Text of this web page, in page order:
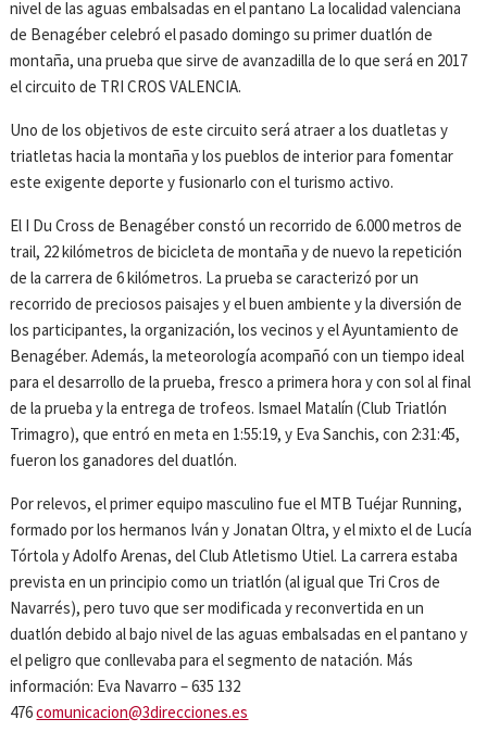
nivel de las aguas embalsadas en el pantano La localidad valenciana
de Benagéber celebró el pasado domingo su primer duatlón de
montaña, una prueba que sirve de avanzadilla de lo que será en 2017
el circuito de TRI CROS VALENCIA.
Uno de los objetivos de este circuito será atraer a los duatletas y
triatletas hacia la montaña y los pueblos de interior para fomentar
este exigente deporte y fusionarlo con el turismo activo.
El I Du Cross de Benagéber constó un recorrido de 6.000 metros de
trail, 22 kilómetros de bicicleta de montaña y de nuevo la repetición
de la carrera de 6 kilómetros. La prueba se caracterizó por un
recorrido de preciosos paisajes y el buen ambiente y la diversión de
los participantes, la organización, los vecinos y el Ayuntamiento de
Benagéber. Además, la meteorología acompañó con un tiempo ideal
para el desarrollo de la prueba, fresco a primera hora y con sol al final
de la prueba y la entrega de trofeos. Ismael Matalín (Club Triatlón
Trimagro), que entró en meta en 1:55:19, y Eva Sanchis, con 2:31:45,
fueron los ganadores del duatlón.
Por relevos, el primer equipo masculino fue el MTB Tuéjar Running,
formado por los hermanos Iván y Jonatan Oltra, y el mixto el de Lucía
Tórtola y Adolfo Arenas, del Club Atletismo Utiel. La carrera estaba
prevista en un principio como un triatlón (al igual que Tri Cros de
Navarrés), pero tuvo que ser modificada y reconvertida en un
duatlón debido al bajo nivel de las aguas embalsadas en el pantano y
el peligro que conllevaba para el segmento de natación. Más
información: Eva Navarro – 635 132
476comunicacion@3direcciones.es